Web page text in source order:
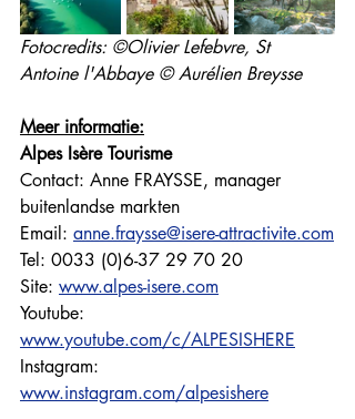
Fotocredits: ©Olivier Lefebvre, St
Antoine l'Abbaye © Aurélien Breysse
Meer informatie:
Alpes Isère Tourisme
Contact: Anne FRAYSSE, manager
buitenlandse markten
Email: anne.fraysse@isere-attractivite.com
Tel: 0033 (0)6-37 29 70 20
Site: www.alpes-isere.com
Youtube:
www.youtube.com/c/ALPESISHERE
Instagram:
www.instagram.com/alpesishere